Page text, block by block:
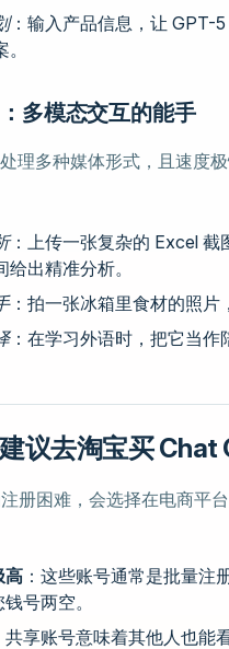
：输入产品信息，让 GPT-
多模态交互的能手
理多种媒体形式，且速度极
：上传一张复杂的 Excel 截
给出精准分析。
：拍一张冰箱里食材的照片
：在学习外语时，把它当作
议去淘宝买 Chat
册困难，会选择在电商平
高 ：这些账号通常是批量注
号两空。
共享账号意味着其他人也能